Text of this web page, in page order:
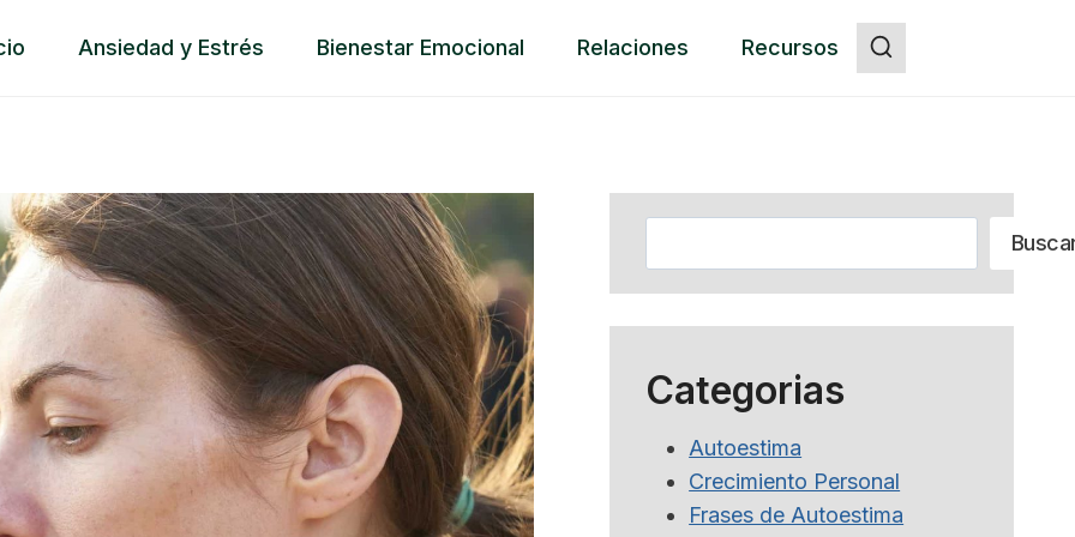
Ansiedad y Estrés Bienestar Emocional Relaciones Recursos
Categorias
Autoestima
Crecimiento Personal
Frases de Autoestima